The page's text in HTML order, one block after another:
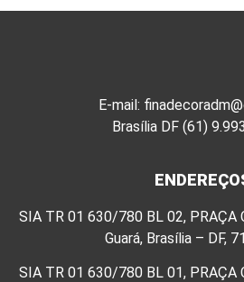
E-mail:
Brasília DF (61)
SIA TR 01 630/780 BL 02, PRAÇA
Guará, Brasília – DF,
SIA TR 01 630/780 BL 01, PRAÇA